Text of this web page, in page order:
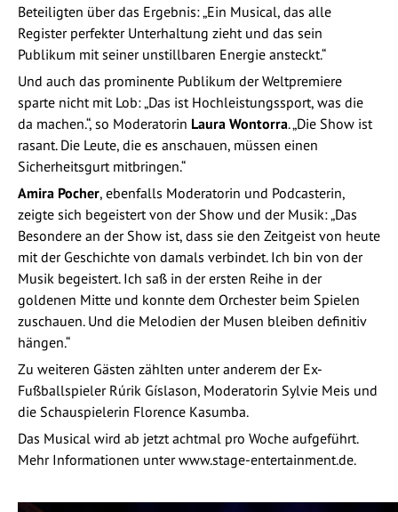
Beteiligten über das Ergebnis: „Ein Musical, das alle
Register perfekter Unterhaltung zieht und das sein
Publikum mit seiner unstillbaren Energie ansteckt.“
Und auch das prominente Publikum der Weltpremiere
sparte nicht mit Lob: „Das ist Hochleistungssport, was die
da machen.“, so Moderatorin Laura Wontorra. „Die Show ist
rasant. Die Leute, die es anschauen, müssen einen
Sicherheitsgurt mitbringen.“
Amira Pocher, ebenfalls Moderatorin und Podcasterin,
zeigte sich begeistert von der Show und der Musik: „Das
Besondere an der Show ist, dass sie den Zeitgeist von heute
mit der Geschichte von damals verbindet. Ich bin von der
Musik begeistert. Ich saß in der ersten Reihe in der
goldenen Mitte und konnte dem Orchester beim Spielen
zuschauen. Und die Melodien der Musen bleiben definitiv
hängen.“
Zu weiteren Gästen zählten unter anderem der Ex-
Fußballspieler Rúrik Gíslason, Moderatorin Sylvie Meis und
die Schauspielerin Florence Kasumba.
Das Musical wird ab jetzt achtmal pro Woche aufgeführt.
Mehr Informationen unter www.stage-entertainment.de.